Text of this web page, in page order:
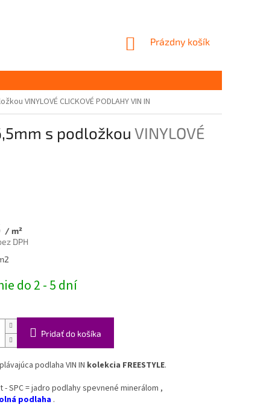
NÁKUPNÝ
Prázdny košík
VINYLOVÉ CLICKOVÉ PODLAHY VIN IN
s podložkou VINYLOVÉ
/ m²
DPH
do 2 - 5 dní
Pridať do košíka
podlaha VIN IN kolekcia FREESTYLE.
- SPC = jadro podlahy spevnené minerálom ,
podlaha.